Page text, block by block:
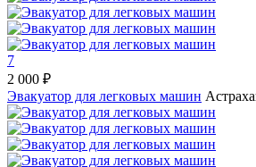
7
2 000 ₽
Эвакуатор для легковых машин